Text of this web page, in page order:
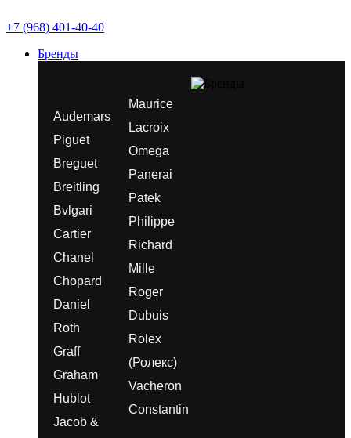
+7 (968) 401-40-40
Бренды
Audemars
Piguet
Breguet
Breitling
Bvlgari
Cartier
Chanel
Chopard
Daniel
Roth
Graff
Graham
Hublot
Jacob &
Maurice
Lacroix
Omega
Panerai
Patek
Philippe
Richard
Mille
Roger
Dubuis
Rolex
(Ролекс)
Vacheron
Constantin